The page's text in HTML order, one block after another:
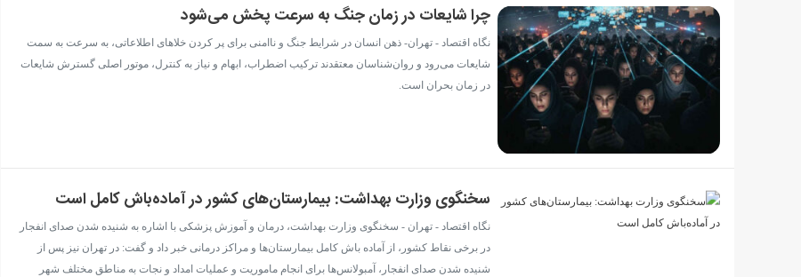
چرا شایعات در زمان جنگ به سرعت پخش می‌شود
نگاه اقتصاد - تهران- ذهن انسان در شرایط جنگ و ناامنی برای پر کردن خلاهای اطلاعاتی، به سرعت به سمت
شایعات می‌رود و روان‌شناسان معتقدند ترکیب اضطراب، ابهام و نیاز به کنترل، موتور اصلی گسترش شایعات
در زمان بحران است.
سخنگوی وزارت بهداشت: بیمارستان‌های کشور در آماده‌باش کامل است
نگاه اقتصاد - تهران - سخنگوی وزارت بهداشت، درمان و آموزش پزشکی با اشاره به شنیده شدن صدای انفجار
در برخی نقاط کشور، از آماده باش کامل بیمارستان‌ها و مراکز درمانی خبر داد و گفت: در تهران نیز پس از
شنیده شدن صدای انفجار، آمبولانس‌ها برای انجام ماموریت و عملیات امداد و نجات به مناطق مختلف شهر